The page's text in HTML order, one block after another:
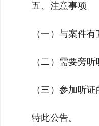
五、注意事项
（一）与案件
（二）需要旁
（三）参加听
特此公告。